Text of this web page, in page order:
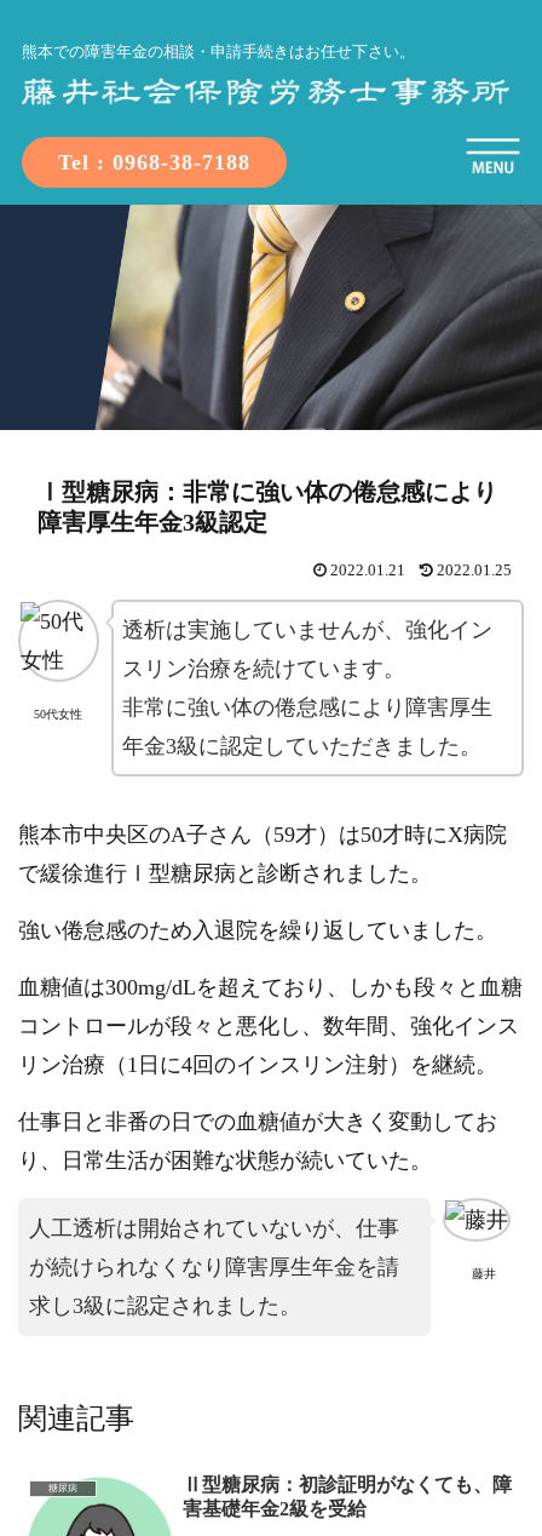
熊本での障害年金の相談・申請手続きはお任せ下さい。
Tel : 0968-38-7188
Ⅰ型糖尿病：非常に強い体の倦怠感により
障害厚生年金3級認定
2022.01.21 2022.01.25
50代女性
透析は実施していませんが、強化イン
スリン治療を続けています。
非常に強い体の倦怠感により障害厚生
年金3級に認定していただきました。
熊本市中央区のA子さん（59才）は50才時にX病院
で緩徐進行Ⅰ型糖尿病と診断されました。
強い倦怠感のため入退院を繰り返していました。
血糖値は300mg/dLを超えており、しかも段々と血糖
コントロールが段々と悪化し、数年間、強化インス
リン治療（1日に4回のインスリン注射）を継続。
仕事日と非番の日での血糖値が大きく変動してお
り、日常生活が困難な状態が続いていた。
藤井
人工透析は開始されていないが、仕事
が続けられなくなり障害厚生年金を請
求し3級に認定されました。
関連記事
糖尿病
Ⅱ型糖尿病：初診証明がなくても、障
害基礎年金2級を受給